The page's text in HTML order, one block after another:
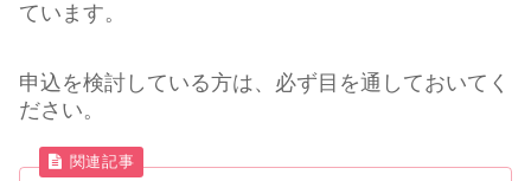
ています。
申込を検討している方は、必ず目を通しておいてく
ださい。